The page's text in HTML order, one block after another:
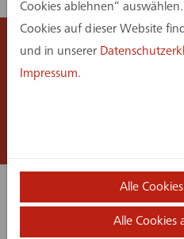
Baumanagement
Ähnliche
Cookies ablehnen“
Cookies auf dieser Website
und in unserer
Impressum.
Alle
Alle Cookies